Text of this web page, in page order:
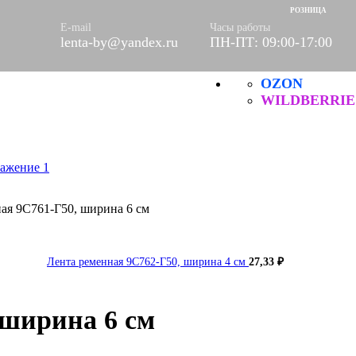
E-mail
lenta-by@yandex.ru
Часы работы
ПН-ПТ: 09:00-17:00
OZON
РОЗНИЦА
9С761-Г50, ширина 6 см
Лента ременная 9С762-Г50, ширина 4 см 27,33 ₽
6 см